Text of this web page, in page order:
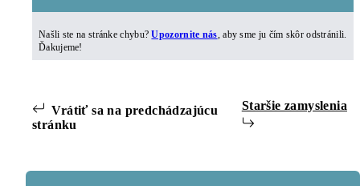
Našli ste na stránke chybu?Upozornite nás, aby sme ju čím skôr odstránili.
Ďakujeme!
Vrátiť sa na predchádzajúcu
stránku
Staršie zamyslenia